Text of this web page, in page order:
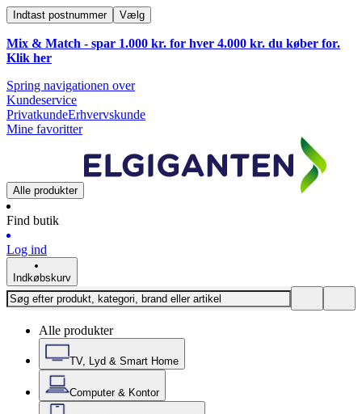
Indtast postnummer Vælg
Mix & Match - spar 1.000 kr. for hver 4.000 kr. du køber for.
Klik her
Spring navigationen over
Kundeservice
PrivatkundeErhvervskunde
Mine favoritter
Alle produkter
Find butik
Log ind
Indkøbskurv
Alle produkter
TV, Lyd & Smart Home
Computer & Kontor